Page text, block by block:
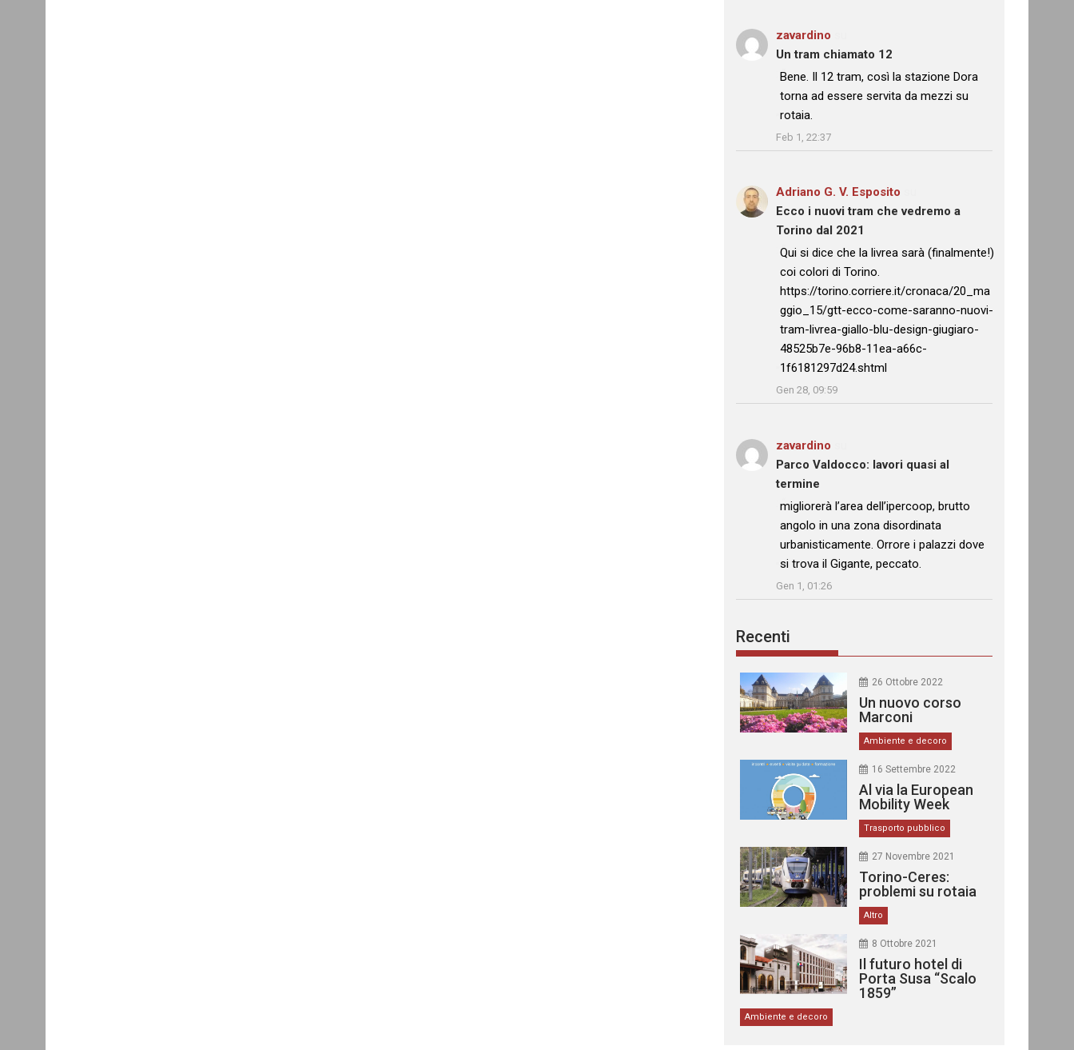
zavardino
Un tram chiamato 12
: “
Bene. Il 12 tram, così la stazione Dora
torna ad essere servita da mezzi su
rotaia.
Feb 1, 22:37
Adriano G. V. Esposito
Ecco i nuovi tram che vedremo a
Torino dal 2021
: “
Qui si dice che la livrea sarà (finalmente!)
coi colori di Torino.
https://torino.corriere.it/cronaca/20_ma
ggio_15/gtt-ecco-come-saranno-nuovi-
tram-livrea-giallo-blu-design-giugiaro-
48525b7e-96b8-11ea-a66c-
1f6181297d24.shtml
Gen 28, 09:59
zavardino
Parco Valdocco: lavori quasi al
termine
: “
migliorerà l’area dell’ipercoop, brutto
angolo in una zona disordinata
urbanisticamente. Orrore i palazzi dove
si trova il Gigante, peccato.
Gen 1, 01:26
Recenti
26 Ottobre 2022
Un nuovo corso
Marconi
Ambiente e decoro
16 Settembre 2022
Al via la European
Mobility Week
Trasporto pubblico
27 Novembre 2021
Torino-Ceres:
problemi su rotaia
Altro
8 Ottobre 2021
Il futuro hotel di
Porta Susa “Scalo
1859”
Ambiente e decoro